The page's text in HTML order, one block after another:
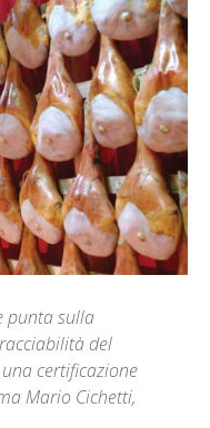
punta sulla
del
certificazione
Mario Cichetti,